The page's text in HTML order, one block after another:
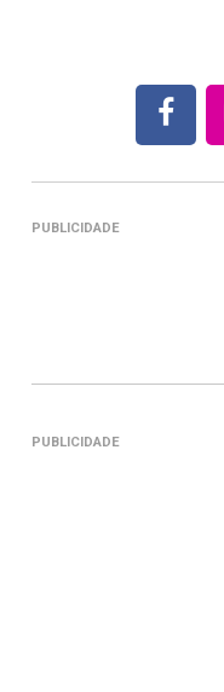
PUBLICIDADE
PUBLICIDADE